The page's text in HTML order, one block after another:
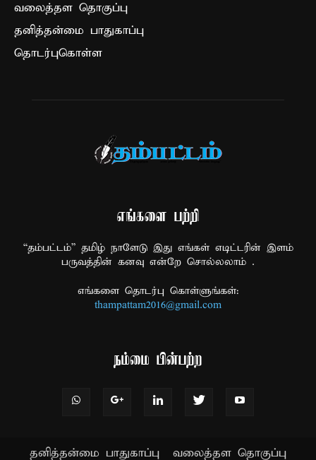
வலைத்தள தொகுப்பு
தனித்தன்மை பாதுகாப்பு
தொடர்புகொள்ள
எங்களை பற்றி
“தம்பட்டம்” தமிழ் நாளேடு இது எங்கள் எடிட்டரின் இளம்
பருவத்தின் கனவு என்றே சொல்லலாம் .
எங்களை தொடர்பு கொள்ளுங்கள்:
thampattam2016@gmail.com
நம்மை பின்பற்ற
தனித்தன்மை பாதுகாப்பு வலைத்தள தொகுப்பு